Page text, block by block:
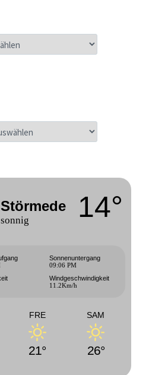
Störmede
sonnig 14°
Sonnenuntergang
09:06 PM
Windgeschwindigkeit
11.2Km/h
FRE
21°
SAM
26°